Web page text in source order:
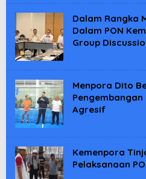
Dalam Rangka
Dalam PON
Group
Menpora Dito
Agresif
Kemenpora
Pelaksanaan